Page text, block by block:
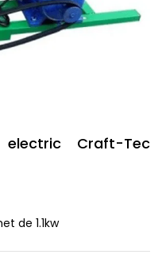
Craft-Tec
de 1.1kw